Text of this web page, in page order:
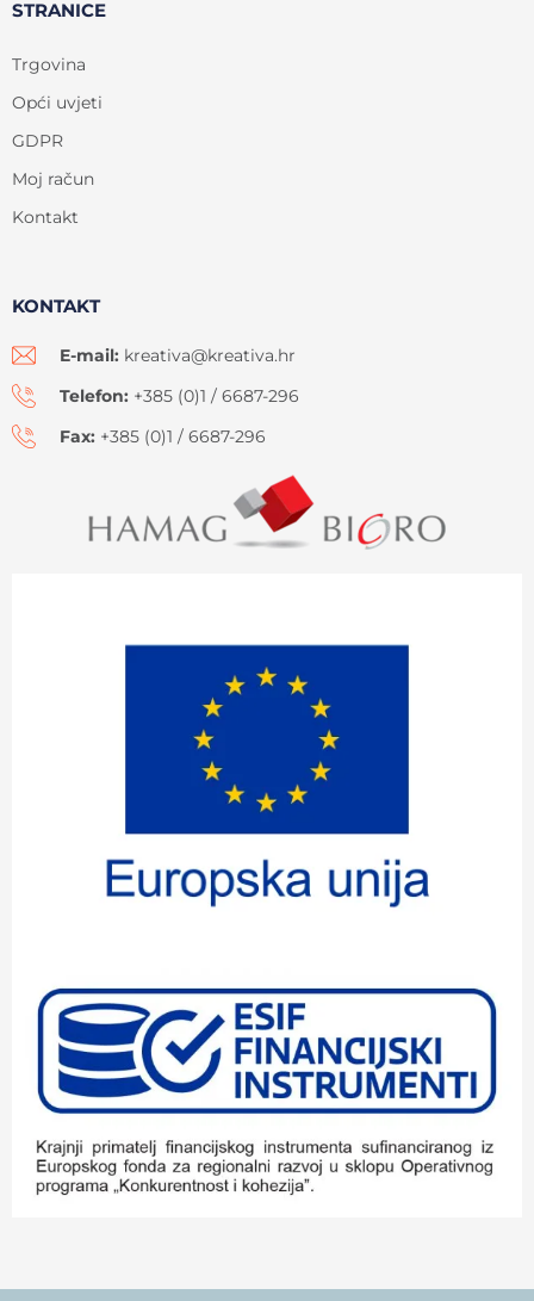
STRANICE
Trgovina
Opći uvjeti
GDPR
Moj račun
Kontakt
KONTAKT
E-mail: kreativa@kreativa.hr
Telefon: +385 (0)1 / 6687-296
Fax: +385 (0)1 / 6687-296